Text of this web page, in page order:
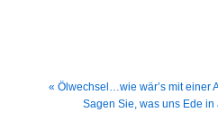
« Ölwechsel…wie wär’s mit einer
Sagen Sie, was uns Ede